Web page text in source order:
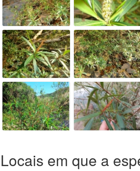
Locais em que a